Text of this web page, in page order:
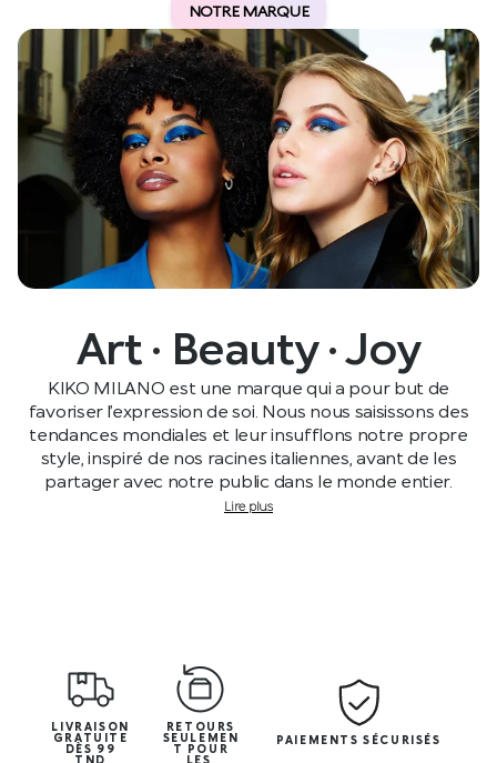
NOTRE MARQUE
Art · Beauty · Joy
KIKO MILANO est une marque qui a pour but de
favoriser l’expression de soi. Nous nous saisissons des
tendances mondiales et leur insufflons notre propre
style, inspiré de nos racines italiennes, avant de les
partager avec notre public dans le monde entier.
Lire plus
LIVRAISON
GRATUITE
DÈS 99
TND
RETOURS
SEULEMEN
T POUR
LES
PAIEMENTS SÉCURISÉS